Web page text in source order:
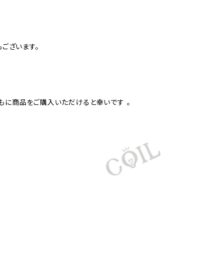
ざいます。
商品をご購入いただけると幸いです 。